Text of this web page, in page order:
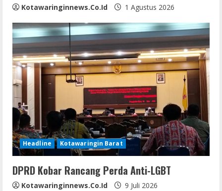
g Kotawaringinnews.co.id 1 Agustus 2026
Headline Kotawaringin Barat
DPRD Kobar Rancang Perda Anti-LGBT
Kotawaringinnews.co.id 9 Juli 2026